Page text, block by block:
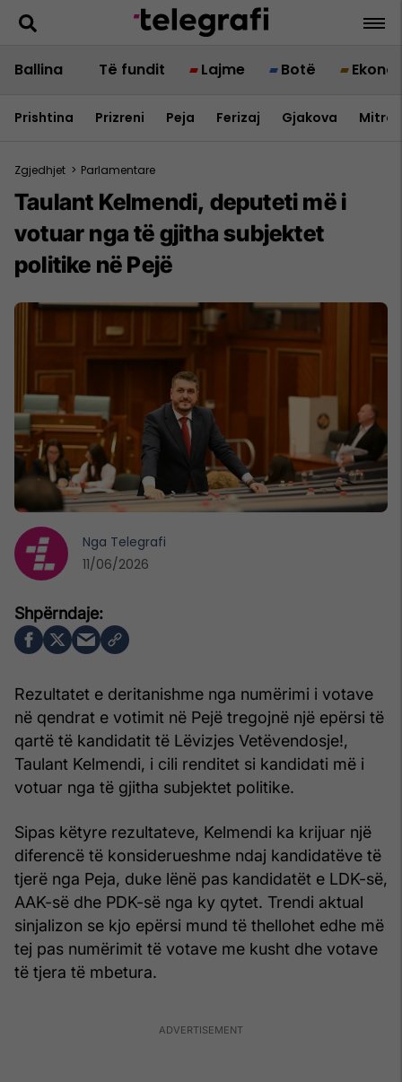
Ballina Të fundit Lajme Botë
Prishtina Prizreni Peja Ferizaj Gjakova
Zgjedhjet > Parlamentare
Taulant Kelmendi, deputeti më i
votuar nga të gjitha subjektet
politike në Pejë
Rezultatet e deritanishme nga numërimi i votave
në qendrat e votimit në Pejë tregojnë një epërsi të
qartë të kandidatit të Lëvizjes Vetëvendosje!,
Taulant Kelmendi, i cili renditet si kandidati më i
votuar nga të gjitha subjektet politike.
Sipas këtyre rezultateve, Kelmendi ka krijuar një
diferencë të konsiderueshme ndaj kandidatëve të
tjerë nga Peja, duke lënë pas kandidatët e LDK-së,
AAK-së dhe PDK-së nga ky qytet. Trendi aktual
sinjalizon se kjo epërsi mund të thellohet edhe më
tej pas numërimit të votave me kusht dhe votave
të tjera të mbetura.
Nga Telegrafi
11/06/2026